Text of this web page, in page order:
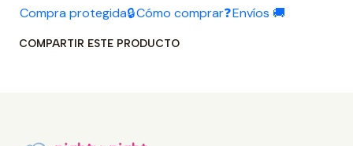
Compra protegida🔒Cómo comprar❓Envíos 🚚
COMPARTIR ESTE PRODUCTO